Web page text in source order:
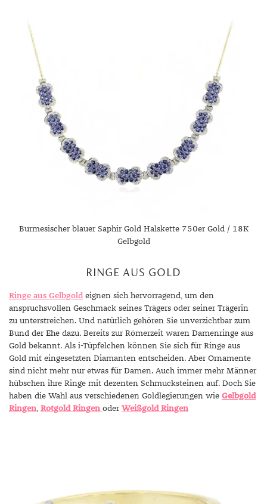
Burmesischer blauer Saphir Gold Halskette 750er Gold / 18K
Gelbgold
RINGE AUS GOLD
Ringe aus Gelbgold eignen sich hervorragend, um den
anspruchsvollen Geschmack seines Trägers oder seiner Trägerin
zu unterstreichen. Und natürlich gehören Sie unverzichtbar zum
Bund der Ehe dazu. Bereits zur Römerzeit waren Damenringe aus
Gold bekannt. Als i-Tüpfelchen können Sie sich für Ringe aus
Gold mit eingesetzten Diamanten entscheiden. Aber Ornamente
sind nicht mehr nur etwas für Damen. Auch immer mehr Männer
hübschen ihre Ringe mit dezenten Schmucksteinen auf. Doch Sie
haben die Wahl aus verschiedenen Goldlegierungen wie Gelbgold
Ringen, Rotgold Ringen oder Weißgold Ringen